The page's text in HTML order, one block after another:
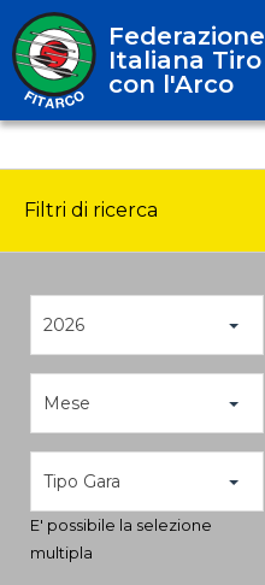
Federazione
Italiana Tiro
con l'Arco
Filtri di ricerca
2026
Mese
Tipo Gara
E' possibile la selezione
multipla